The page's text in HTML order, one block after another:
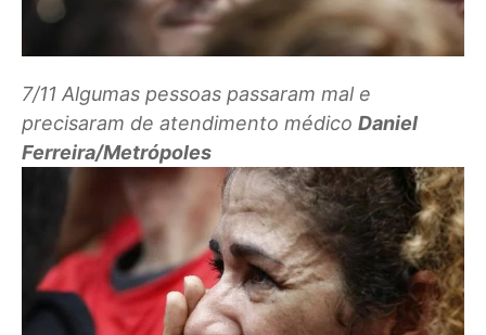
7/11 Algumas pessoas passaram mal e
precisaram de atendimento médico Daniel
Ferreira/Metrópoles